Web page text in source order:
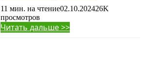
11 мин. на чтение02.10.202426K
просмотров
Читать дальше >>